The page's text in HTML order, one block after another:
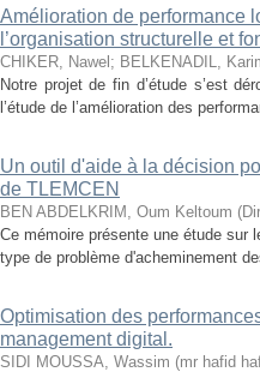
Amélioration de performance
l’organisation structurelle et
CHIKER, Nawel ; BELKENADIL,
Notre projet de fin d’étude s’est
l’étude de l’amélioration des
Un outil d'aide à la décision
de TLEMCEN
BEN ABDELKRIM, Oum Keltoum (
Ce mémoire présente une étude sur
type de problème d'acheminement
Optimisation des
management digital.
SIDI MOUSSA, Wassim (mr hafid